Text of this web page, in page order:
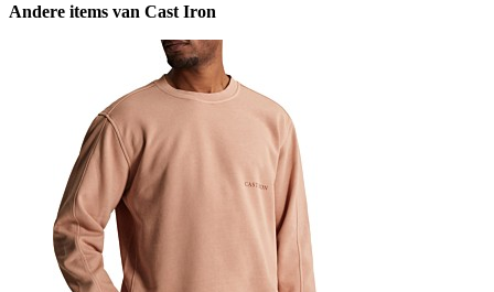
Andere items van Cast Iron